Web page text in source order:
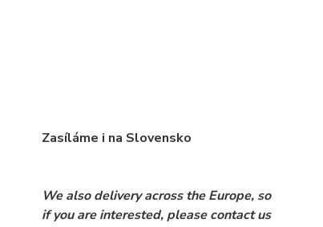
Zasíláme i na Slovensko
We also delivery across the Europe, so
if you are interested, please contact us